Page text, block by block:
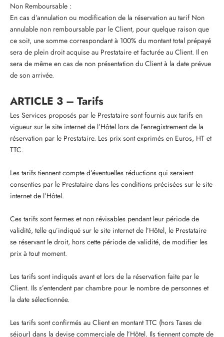
Non Remboursable :
En cas d’annulation ou modification de la réservation au tarif Non
annulable non remboursable par le Client, pour quelque raison que
ce soit, une somme correspondant à 100% du montant total prépayé
sera de plein droit acquise au Prestataire et facturée au Client. Il en
sera de même en cas de non présentation du Client à la date prévue
de son arrivée.
ARTICLE 3 – Tarifs
Les Services proposés par le Prestataire sont fournis aux tarifs en
vigueur sur le site internet de l’Hôtel lors de l’enregistrement de la
réservation par le Prestataire. Les prix sont exprimés en Euros, HT et
TTC.
Les tarifs tiennent compte d’éventuelles réductions qui seraient
consenties par le Prestataire dans les conditions précisées sur le site
internet de l’Hôtel.
Ces tarifs sont fermes et non révisables pendant leur période de
validité, telle qu’indiqué sur le site internet de l’Hôtel, le Prestataire
se réservant le droit, hors cette période de validité, de modifier les
prix à tout moment.
Les tarifs sont indiqués avant et lors de la réservation faite par le
Client. Ils s’entendent par chambre pour le nombre de personnes et
la date sélectionnée.
Les tarifs sont confirmés au Client en montant TTC (hors Taxes de
séjour) dans la devise commerciale de l’Hôtel. Ils tiennent compte de